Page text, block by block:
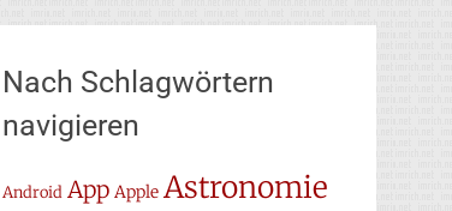
Nach Schlagwörtern
navigieren
Android App Apple Astronomie